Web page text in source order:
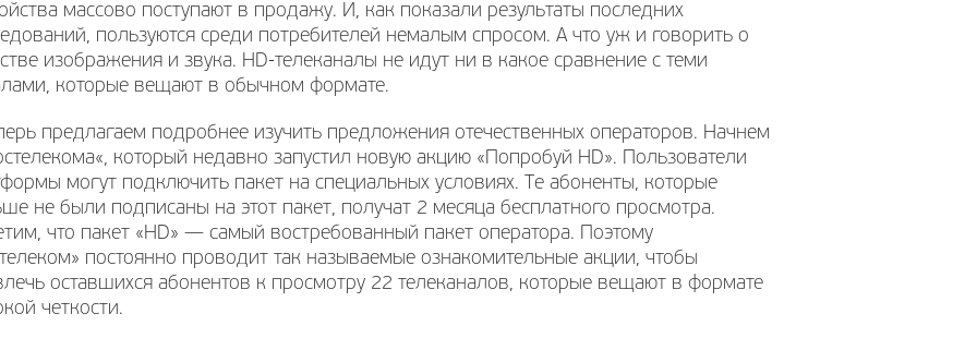
массово поступают в продажу. И, как показали результаты последних
пользуются среди потребителей немалым спросом. А что уж и говорить о
изображения и звука. HD-телеканалы не идут ни в какое сравнение с теми
которые вещают в обычном формате.
предлагаем подробнее изучить предложения отечественных операторов. Начнем
который недавно запустил новую акцию «Попробуй HD». Пользователи
могут подключить пакет на специальных условиях. Те абоненты, которые
не были подписаны на этот пакет, получат 2 месяца бесплатного просмотра.
что пакет «HD» — самый востребованный пакет оператора. Поэтому
постоянно проводит так называемые ознакомительные акции, чтобы
оставшихся абонентов к просмотру 22 телеканалов, которые вещают в формате
четкости.